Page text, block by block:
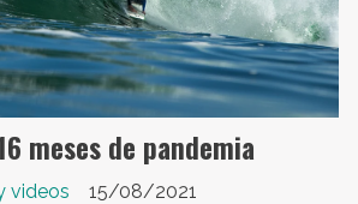
meses de pandemia
videos 15/08/2021